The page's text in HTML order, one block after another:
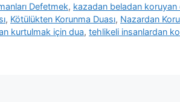
Defetmek, kazadan beladan koruyan
, Kötülükten Korunma Duası, Nazardan
kurtulmak için dua, tehlikeli insanlardan